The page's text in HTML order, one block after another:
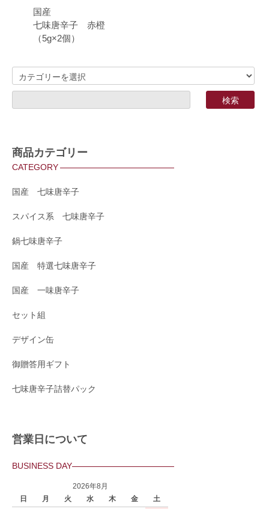
国産
七味唐辛子 赤橙
（5g×2個）
商品カテゴリー
CATEGORY
国産 七味唐辛子
スパイス系 七味唐辛子
鍋七味唐辛子
国産 特選七味唐辛子
国産 一味唐辛子
セット組
デザイン缶
御贈答用ギフト
七味唐辛子詰替パック
営業日について
BUSINESS DAY
2026年8月
日
月 火 水 木 金
土